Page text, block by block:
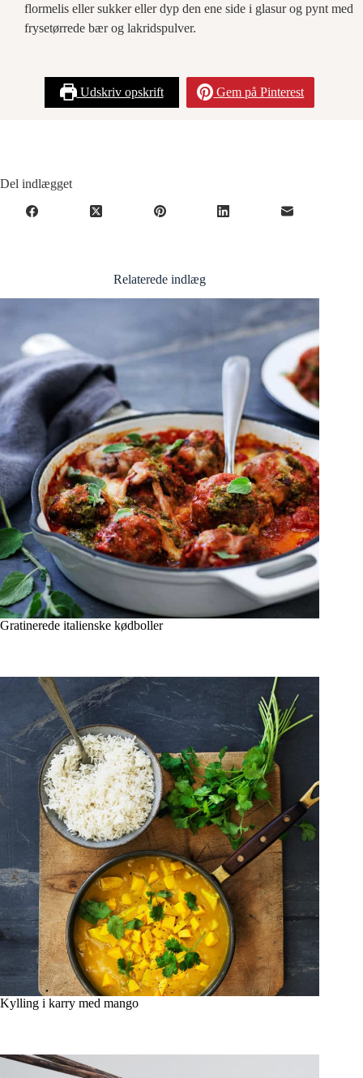
flormelis eller sukker eller dyp den ene side i glasur og pynt med
frysetørrede bær og lakridspulver.
Udskriv opskrift Gem på Pinterest
Del indlægget
Relaterede indlæg
Gratinerede italienske kødboller
Kylling i karry med mango